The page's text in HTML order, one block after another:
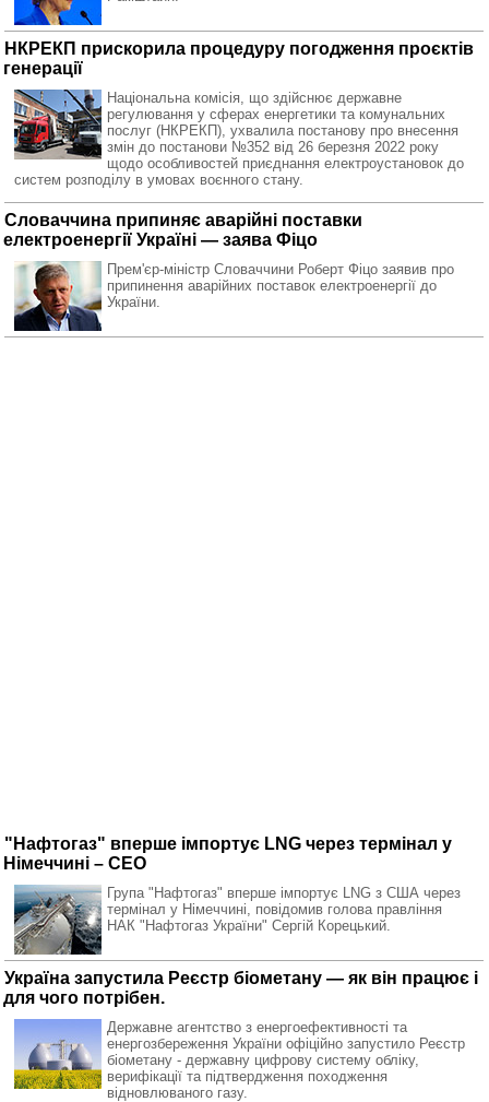
НКРЕКП прискорила процедуру погодження проєктів
генерації
Національна комісія, що здійснює державне
регулювання у сферах енергетики та комунальних
послуг (НКРЕКП), ухвалила постанову про внесення
змін до постанови №352 від 26 березня 2022 року
щодо особливостей приєднання електроустановок до
систем розподілу в умовах воєнного стану.
Словаччина припиняє аварійні поставки
електроенергії Україні — заява Фіцо
Прем'єр-міністр Словаччини Роберт Фіцо заявив про
припинення аварійних поставок електроенергії до
України.
"Нафтогаз" вперше імпортує LNG через термінал у
Німеччині – СЕО
Група "Нафтогаз" вперше імпортує LNG з США через
термінал у Німеччині, повідомив голова правління
НАК "Нафтогаз України" Сергій Корецький.
Україна запустила Реєстр біометану — як він працює і
для чого потрібен.
Державне агентство з енергоефективності та
енергозбереження України офіційно запустило Реєстр
біометану - державну цифрову систему обліку,
верифікації та підтвердження походження
відновлюваного газу.